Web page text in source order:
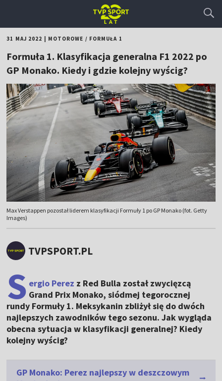
31 MAJ 2022 MOTOROWE / FORMUŁA 1
Formuła 1. Klasyfikacja generalna F1 2022 po
GP Monako. Kiedy i gdzie kolejny wyścig?
Max Verstappen pozostał liderem klasyfikacji Formuły 1 po GP Monako (fot. Getty
Images)
TVPSPORT.PL
S ergio Perez z Red Bulla został zwycięzcą
Grand Prix Monako, siódmej tegorocznej
rundy Formuły 1. Meksykanin zbliżył się do dwóch
najlepszych zawodników tego sezonu. Jak wygląda
obecna sytuacja w klasyfikacji generalnej? Kiedy
kolejny wyścig?
GP Monako: Perez najlepszy w deszczowym